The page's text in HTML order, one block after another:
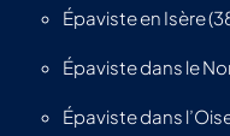
Épaviste en Isère
Épaviste dans le
Épaviste dans